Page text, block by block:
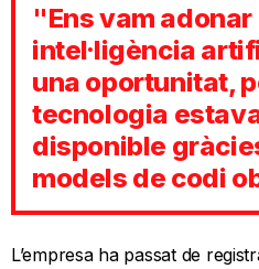
"Ens vam adonar
intel·ligència
una oportunitat,
tecnologia
disponible
models de codi
L’empresa ha passat de